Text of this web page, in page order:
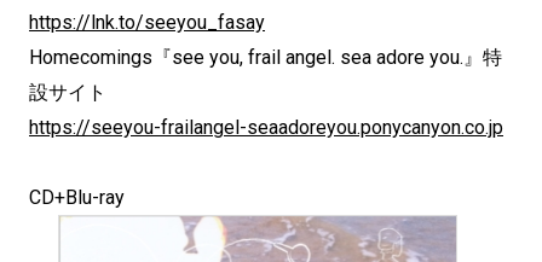
https://lnk.to/seeyou_fasay
Homecomings『see you, frail angel. sea adore you.』特
設サイト
https://seeyou-frailangel-seaadoreyou.ponycanyon.co.jp
CD+Blu-ray